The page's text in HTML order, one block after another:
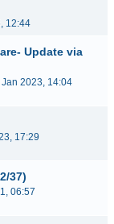
12:44
Update via
2023, 14:04
17:29
37)
06:57